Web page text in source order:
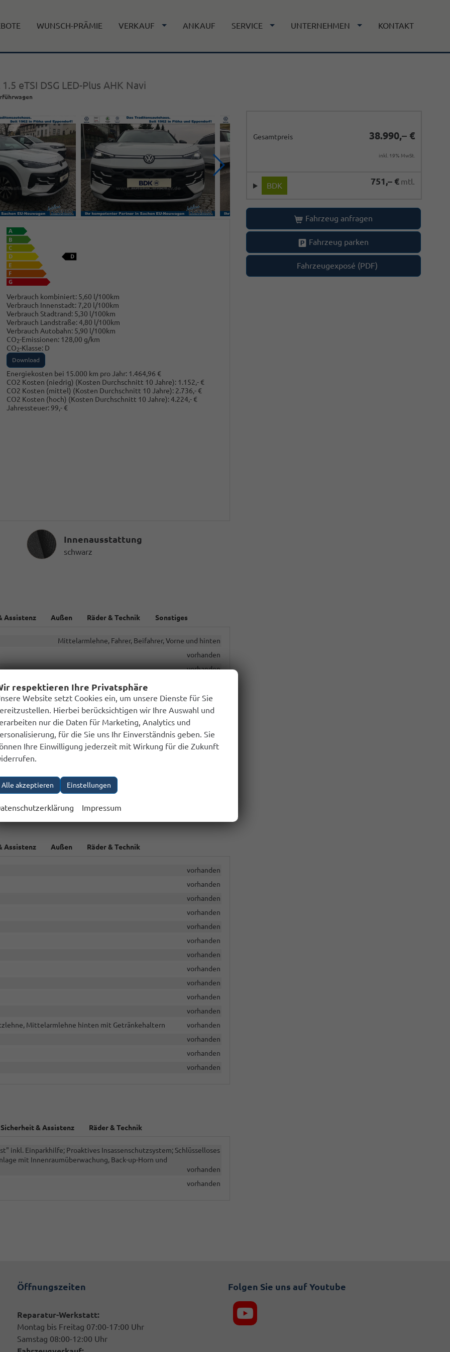
WUNSCH-PRÄMIE VERKAUF ANKAUF SERVICE UNTERNEHMEN KONTAKT
eTSI DSG LED-Plus AHK Navi
Gesamtpreis 38.990,– €
inkl. 19% MwSt.
751,– € mtl.
BDK
Fahrzeug anfragen
Fahrzeug parken
Fahrzeugexposé (PDF)
Verbrauch kombiniert: 5,60 l/100km
Verbrauch Innenstadt: 7,20 l/100km
Verbrauch Stadtrand: 5,30 l/100km
Verbrauch Landstraße:4,80 l/100km
Verbrauch Autobahn: 5,90 l/100km
CO2-Emissionen: 128,00 g/km
CO2-Klasse: D
Download
Energiekosten bei 15.000 km pro Jahr: 1.464,96 €
CO2 Kosten (niedrig) (Kosten Durchschnitt 10 Jahre): 1.152,- €
CO2 Kosten (mittel) (Kosten Durchschnitt 10 Jahre): 2.736,- €
CO2 Kosten (hoch) (Kosten Durchschnitt 10 Jahre):4.224,- €
Jahressteuer: 99,- €
InnenausstattungInnenausstattung
schwarz
Assistenz Außen Räder & Technik Sonstiges
Mittelarmlehne, Fahrer, Beifahrer, Vorne und hinten
vorhanden
vorhanden
Klimaautomatik
vorhanden
mit Multifunktionen, mit Lenkradheizung, mit Schaltwippen
geteilt, Sitzheizung, Isofix Beifahrersitz, Umklappbarer
Höhenverstellbarer Fahrer- und Beifahrersitz
Assistenz Außen Räder & Technik
vorhanden
vorhanden
vorhanden
vorhanden
vorhanden
vorhanden
vorhanden
vorhanden
vorhanden
vorhanden
vorhanden
Mittelarmlehne hinten mit Getränkehaltern
vorhanden
vorhanden
vorhanden
vorhanden
Sicherheit & Assistenz Räder & Technik
inkl. Einparkhilfe; Proaktives Insassenschutzsystem; Schlüsselloses
mit Innenraumüberwachung, Back-up-Horn und
vorhanden
vorhanden
Öffnungszeiten
Reparatur-Werkstatt:
Montag bis Freitag 07:00-17:00 Uhr
Samstag 08:00-12:00 Uhr
Folgen Sie uns auf Youtube
respektieren Ihre Privatsphäre
Website setzt Cookies ein, um unsere Dienste für Sie
Hierbei berücksichtigen wir Ihre Auswahl und
nur die Daten für Marketing, Analytics und
für die Sie uns Ihr Einverständnis geben. Sie
Ihre Einwilligung jederzeit mit Wirkung für die Zukunft
Alle akzeptieren Einstellungen
Impressum